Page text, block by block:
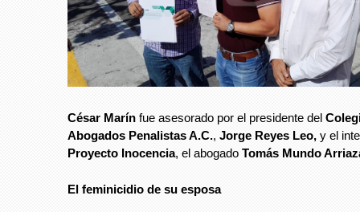
César Marín fue asesorado por el presidente del
Abogados Penalistas A.C., Jorge Reyes Leo, y el
Proyecto Inocencia, el abogado Tomás Mundo
El feminicidio de su esposa